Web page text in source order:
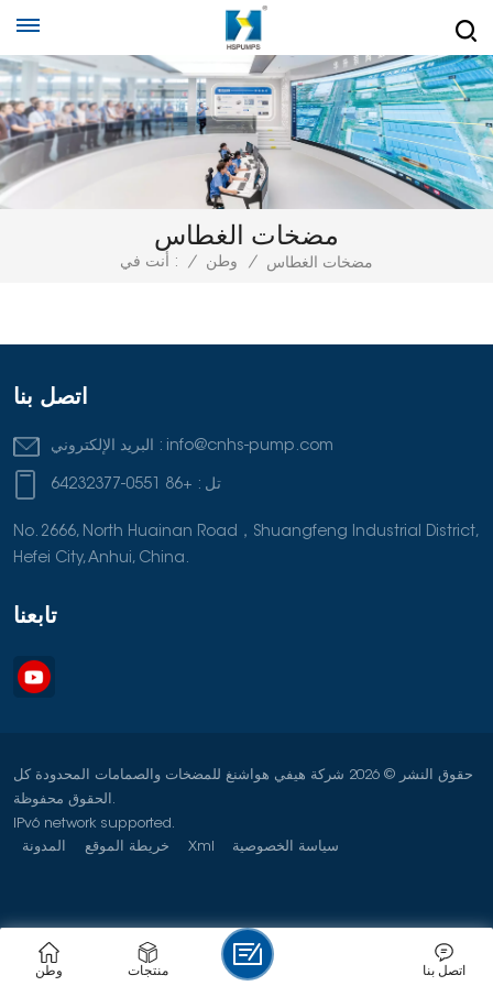
مضخات الغطاس
أنت في : / وطن / مضخات الغطاس
اتصل بنا
البريد الإلكتروني : info@cnhs-pump.com
تل : +86 0551-64232377
No. 2666, North Huainan Road，Shuangfeng Industrial District,
Hefei City, Anhui, China.
تابعنا
حقوق النشر © 2026 شركة هيفي هواشنغ للمضخات والصمامات المحدودة كل
الحقوق محفوظة.
IPv6 network supported.
المدونة
خريطة الموقع Xml سياسة الخصوصية
وطن منتجات اتصل بنا